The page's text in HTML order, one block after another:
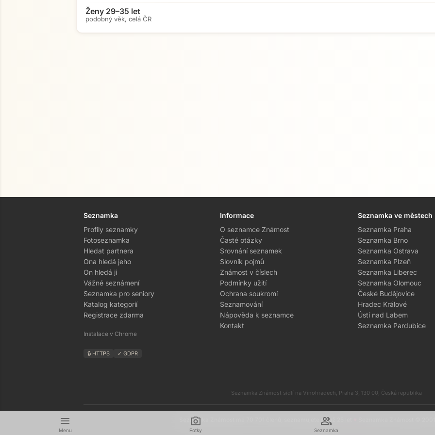
menu
Menu
camera_alt
Fotky
group
Seznamka
Ženy 29–35 let
podobný věk, celá ČR
Seznamka
Profily seznamky
Fotoseznamka
Hledat partnera
Ona hledá jeho
On hledá ji
Vážné seznámení
Seznamka pro seniory
Katalog kategorií
Registrace zdarma
Instalace v Chrome
🔒 HTTPS ✓ GDPR
Informace
O seznamce Známost
Časté otázky
Srovnání seznamek
Slovník pojmů
Známost v číslech
Podmínky užití
Ochrana soukromí
Seznamování
Nápověda k seznamce
Kontakt
Seznamka ve městech
Seznamka Praha
Seznamka Brno
Seznamka Ostrava
Seznamka Plzeň
Seznamka Liberec
Seznamka Olomouc
České Budějovice
Hradec Králové
Ústí nad Labem
Seznamka Pardubice
Seznamka Známost sídlí na Vinohradech, Praha 3, 130 00, Česká republika
Seznamka Známost má 70 701 členů, seznamujete se už 25 let Seznamka Známost ©